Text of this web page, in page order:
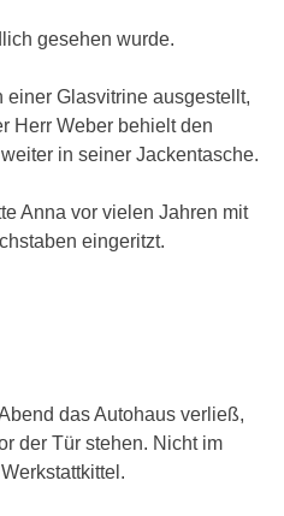
gesehen wurde.
Glasvitrine ausgestellt,
Herr Weber behielt den
in seiner Jackentasche.
Anna vor vielen Jahren mit
eingeritzt.
das Autohaus verließ,
der Tür stehen. Nicht im